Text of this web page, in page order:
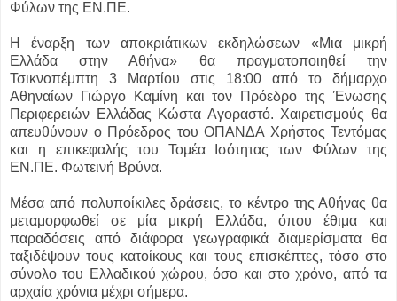
Φύλων της ΕΝ.ΠΕ.
Η έναρξη των αποκριάτικων εκδηλώσεων «Μια μικρή
Ελλάδα στην Αθήνα» θα πραγματοποιηθεί την
Τσικνοπέμπτη 3 Μαρτίου στις 18:00 από το δήμαρχο
Αθηναίων Γιώργο Καμίνη και τον Πρόεδρο της Ένωσης
Περιφερειών Ελλάδας Κώστα Αγοραστό. Χαιρετισμούς θα
απευθύνουν ο Πρόεδρος του ΟΠΑΝΔΑ Χρήστος Τεντόμας
και η επικεφαλής του Τομέα Ισότητας των Φύλων της
ΕΝ.ΠΕ. Φωτεινή Βρύνα.
Μέσα από πολυποίκιλες δράσεις, το κέντρο της Αθήνας θα
μεταμορφωθεί σε μία μικρή Ελλάδα, όπου έθιμα και
παραδόσεις από διάφορα γεωγραφικά διαμερίσματα θα
ταξιδέψουν τους κατοίκους και τους επισκέπτες, τόσο στο
σύνολο του Ελλαδικού χώρου, όσο και στο χρόνο, από τα
αρχαία χρόνια μέχρι σήμερα.